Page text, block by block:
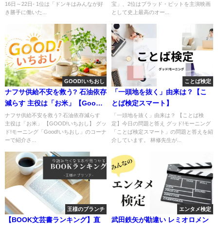
16日～22日- 1位は「ドンキはみんなが好
き勝手に働いた...
宝」、2位はブラッド・ピットを主演映画
として史上最高のオー...
GOOD!いちおし
ナフサ供給不安を救う? 石油依存
減らす 主役は「お米」【Good!
いちおし】
ナフサ供給不安を救う? 石油依存減らす
主役は「お米」 【GOOD!いちおし】 グッ
ド!モーニング「Good!いちおし」のコーナ
ーで紹介さ...
ことば検定
「一頭地を抜く」由来は？【こ
とば検定スマート】
「一頭地を抜く」由来は？ 【ことば検
定】今日の問題と答え グッド!モーニング
「ことば検定スマート」の問題と答えを紹
介しています。 林修先生が...
王様のブランチ
【BOOK文芸書ランキング】直
エンタメ検定
武田鉄矢が勘違い レミオロメン